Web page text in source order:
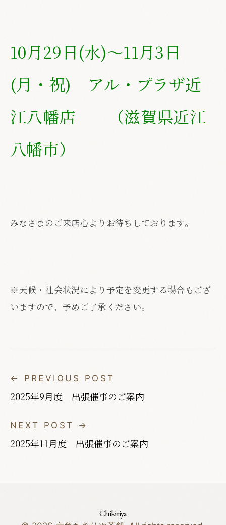
10月29日(水)～11月3日
(月・祝) アル・プラザ近
江八幡店 （滋賀県近江
八幡市）
みなさまのご来店心よりお待ちしております。
※天候・社会状況により予定を変更する場合もござ
いますので、予めご了承ください。
← PREVIOUS POST
2025年9月度 出張催事のご案内
NEXT POST →
2025年11月度 出張催事のご案内
Chikiriya